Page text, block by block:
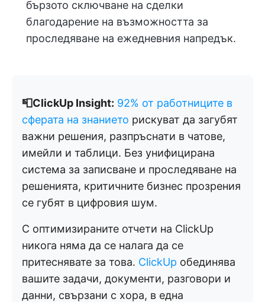
бързото сключване на сделки
благодарение на възможността за
проследяване на ежедневния напредък.
📮ClickUp Insight: 92% от работниците в
сферата на знанието рискуват да загубят
важни решения, разпръснати в чатове,
имейли и таблици. Без унифицирана
система за записване и проследяване на
решенията, критичните бизнес прозрения
се губят в цифровия шум.
С оптимизираните отчети на ClickUp
никога няма да се налага да се
притеснявате за това. ClickUp обединява
вашите задачи, документи, разговори и
данни, свързани с хора, в една